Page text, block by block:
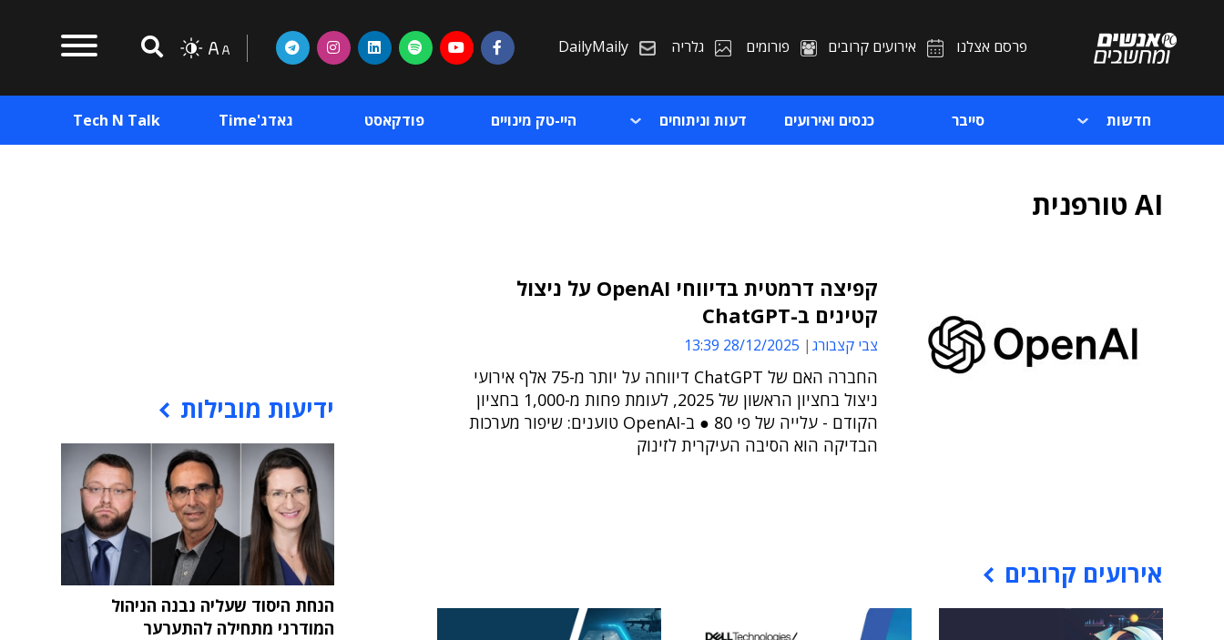
פרסם אצלנו אירועים קרובים פורומים גלריה DailyMaily
חדשות סייבר כנסים ואירועים דעות וניתוחים היי-טק מינויים פודקאסט גאדג'Time Tech N Talk
AI טורפנית
קפיצה דרמטית בדיווחי OpenAI על ניצול
קטינים ב-ChatGPT
צבי קצבורג 28/12/2025 13:39
החברה האם של ChatGPT דיווחה על יותר מ-75 אלף אירועי
ניצול בחציון הראשון של 2025, לעומת פחות מ-1,000 בחציון
הקודם - עלייה של פי 80 ● ב-OpenAI טוענים: שיפור מערכות
הבדיקה הוא הסיבה העיקרית לזינוק
אירועים קרובים
ידיעות מובילות
הנחת היסוד שעליה נבנה הניהול
המודרני מתחילה להתערער